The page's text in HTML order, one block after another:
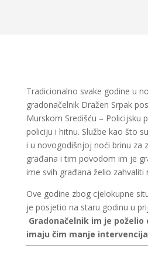
Tradicionalno svake godine u
gradonačelnik Dražen Srpak
Murskom Središću – Policijsku
policiju i hitnu. Službe kao što
i u novogodišnjoj noći brinu za
građana i tim povodom im je
ime svih građana želio zahvaliti
Ove godine zbog cjelokupne
je posjetio na staru godinu u
Gradonačelnik im je
imaju čim manje